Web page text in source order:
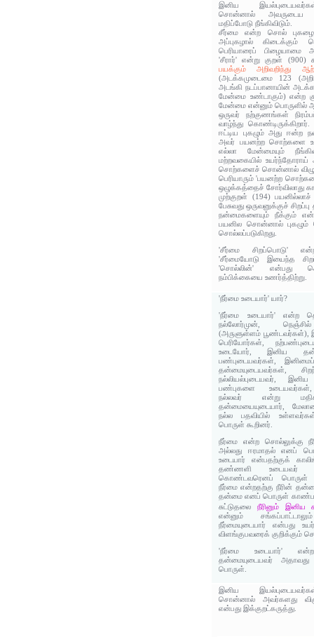
இனிய
சொன்னால் அவருடைய
மதிப்போடு நீங்கிவிடும்.
சீர்மை என்ற சொல்
அப்புகழால் கிடைக்கும்
பெரியாரைப்‌ பிழையாமை
'சீரார்‌' என்‌று குறள் (900)
பயக்கும் அறிவறிந்து
(அடக்கமுடைமை 123
அடங்கி நடப்பானாயின்
மேன்மை உண்டாகும்) என்ற
மேன்மை என்னும் பொருளில்
ஒருவர் நற்குணங்கள்
வாழ்ந்து
ஈட்டிய புகழும் அது ஈன்ற
அவர் பயனற்ற சொற்களை
எல்லா மேன்மையும்
மற்றவகையில் உயர்ந்தோராய்
சொற்களைச் சொன்னால்
பெரியாரும் 'பயனற்ற
ஒழுக்கத்தைச் சோர்விலாது
முற்குறள் (194)
பேசுவது ஒருவனுக்குச்
நன்மைகளையும் நீக்கும்
பயனில சொன்னால் புகழும்
சொல்லப்படுகிறது.
'சீர்மை சிறப்பொடு'
'சீர்மையோடு இயைந்த
'சொல்லின்' என்பது
நம்பிக்கையை உணர்த்திற்று.
'நீர்மை உடையார்' யார்?
'நீர்மை உடையார்' என்ற
நல்லோர்முன்,
(அருளுள்ளம் பூண்டவர்கள்),
பெரியோர்கள்,
உடையோர், இனிய
பண்புடையவர்கள்,
தன்மையுடையவர்கள்,
நல்லியல்புடையவர்,
பண்புகளை உடையவர்கள்,
நல்லவர் என்று
தன்மையையுடையார்,
நல்ல பதவியில்
பொருள் கூறினர்.
நீர்மை என்ற சொல்லுக்கு
அல்லது ஈரமாதல் எனப்
உடையார் என்பதற்குக்
தண்ணளி உடையவர்
கொண்டவரெனப் பொருள்
நீர்மை என்றதற்கு நீரின்
தன்மை எனப் பொருள்
சுட்டுதலை நீரினும் இனிய
என்னும்
நீர்மையுடையார் என்பது
விளங்குபவரைக் குறிக்கும்
'நீர்மை உடையார்'
தன்மையுடையவர் அதாவது
பொருள்.
இனிய
சொன்னால் அவர்களது
என்பது இக்குறட்கருத்து.